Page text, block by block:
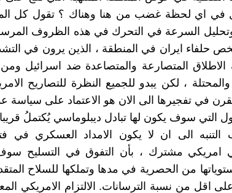
في اي لحظة غضب من هنا وهناك ؟ تقول كل
وتحليل السرعة في التحرك في هذه الظروف
حلفاء ايران في المنطقة ، الذين يرون في
المتصارعة والمتصاعدة ضد اسرائيل
والمحتلة ، لكن يبدو للجميع النظرة للتصاريح
في تفجيرها الى الان هو الاعتماد على سياسة
التي سوف يكون لها تبادل ديبلوماسي يُكتملُ
التنبه الى ان لا يكون الامداد العسكري في
امريكي مشترك ، بأن التفوق في التسليح
من الحصرية في مدها وتملكها للسلاح
على اقل من نسبة الترسانات. الالتزام الامريكي